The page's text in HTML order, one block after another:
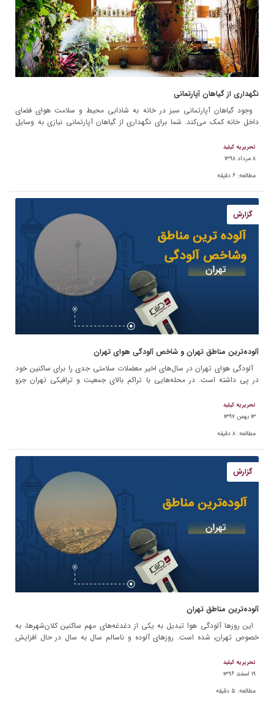
نگهداری از گیاهان آپارتمانی
وجود گیاهان آپارتمانی سبز در خانه به شادابی محیط و سلامت هوای فضای
داخل خانه کمک می‌کند. شما برای نگهداری از گیاهان آپارتمانی نیازی به وسایل
تحریریه کیلید
۸ مرداد ۱۳۹۸
مطالعه: ۶ دقیقه
گزارش
آلوده‌ترین مناطق تهران و شاخص آلودگی هوای تهران
آلودگی هوای تهران در سال‌های اخیر معضلات سلامتی جدی را برای ساکنین خود
در پی داشته است. در محله‌هایی با تراکم بالای جمعیت و ترافیکی تهران جزو
تحریریه کیلید
۱۳ بهمن ۱۳۹۷
مطالعه: ۸ دقیقه
گزارش
آلوده‌ترین مناطق تهران
این روزها آلودگی هوا تبدیل به یکی از دغدغه‌های مهم ساکنین کلان‌شهرها، به
خصوص تهران، شده است. روزهای آلوده و ناسالم سال به سال در حال افزایش
تحریریه کیلید
۱۹ اسفند ۱۳۹۶
مطالعه: ۵ دقیقه